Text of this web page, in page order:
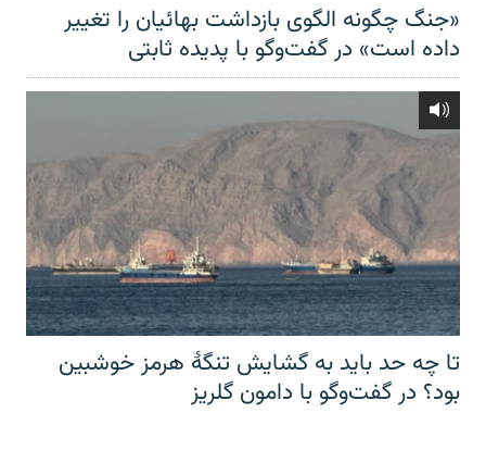
«جنگ چگونه الگوی بازداشت بهائیان را تغییر
داده است» در گفت‌وگو با پدیده ثابتی
تا چه حد باید به گشایش تنگهٔ هرمز خوشبین
بود؟ در گفت‌وگو با دامون گلریز